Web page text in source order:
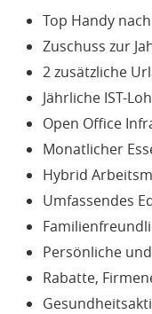
Top Handy
Zuschuss zur
2 zusätzliche
Jährliche IST-
Open Office
Monatlicher
Hybrid
Umfassendes
Persönliche
Rabatte,